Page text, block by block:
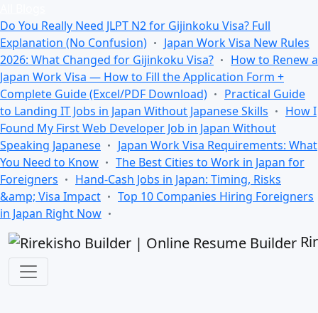
Do You Really Need JLPT N2 for Gijinkoku Visa? Full
Explanation (No Confusion)
Japan Work Visa New Rules
2026: What Changed for Gijinkoku Visa?
How to Renew a
Japan Work Visa — How to Fill the Application Form +
Complete Guide (Excel/PDF Download)
Practical Guide
to Landing IT Jobs in Japan Without Japanese Skills
How I
Found My First Web Developer Job in Japan Without
Speaking Japanese
Japan Work Visa Requirements: What
You Need to Know
The Best Cities to Work in Japan for
Foreigners
Hand-Cash Jobs in Japan: Timing, Risks
&amp; Visa Impact
Top 10 Companies Hiring Foreigners
in Japan Right Now